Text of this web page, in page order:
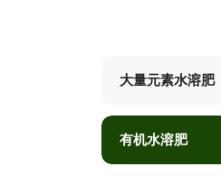
大量元素水溶肥
有机水溶肥